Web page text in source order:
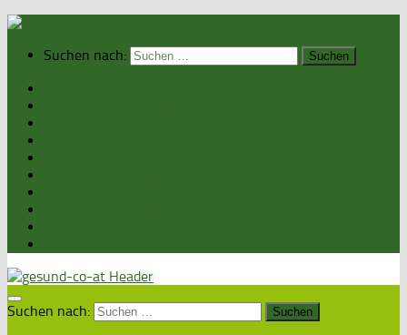
Suchen nach:
Suchen nach: